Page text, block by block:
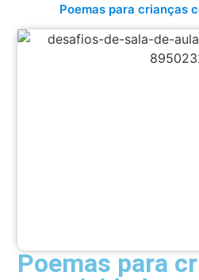
Poemas para crianças
Poemas para